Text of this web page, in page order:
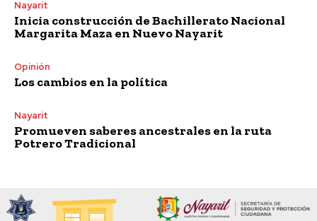
Nayarit
Inicia construcción de Bachillerato Nacional
Margarita Maza en Nuevo Nayarit
Opinión
Los cambios en la política
Nayarit
Promueven saberes ancestrales en la ruta
Potrero Tradicional